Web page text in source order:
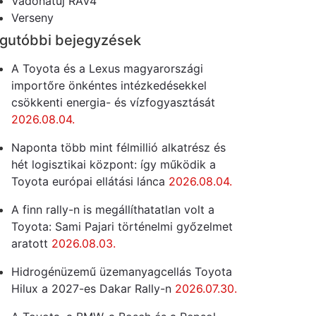
Verseny
bejegyzések
A Toyota és a Lexus magyarországi
importőre önkéntes intézkedésekkel
csökkenti energia- és vízfogyasztását
2026.08.04.
Naponta több mint félmillió alkatrész és
hét logisztikai központ: így működik a
Toyota európai ellátási lánca 2026.08.04.
A finn rally-n is megállíthatatlan volt a
Toyota: Sami Pajari történelmi győzelmet
aratott 2026.08.03.
Hidrogénüzemű üzemanyagcellás Toyota
Hilux a 2027-es Dakar Rally-n 2026.07.30.